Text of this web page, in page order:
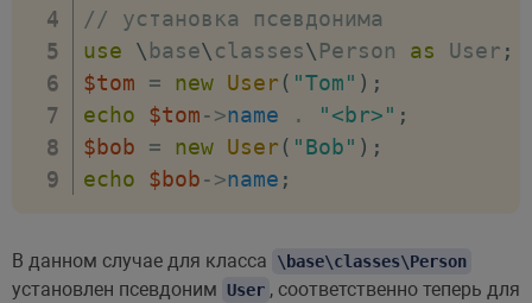
// установка псевдонима
use
\ base\ classes\ Person as User ;
$tom
= new User ( "Tom" ) ;
echo
$tom->name . "<br>" ;
$bob
= new User ( "Bob" ) ;
echo
$bob->name ;
В данном случае для класса \base\classes\Person
установлен псевдоним User , соответственно теперь для